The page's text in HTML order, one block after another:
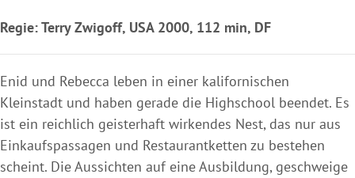
Regie: Terry Zwigoff, USA 2000, 112 min, DF
Enid und Rebecca leben in einer kalifornischen
Kleinstadt und haben gerade die Highschool beendet. Es
ist ein reichlich geisterhaft wirkendes Nest, das nur aus
Einkaufspassagen und Restaurantketten zu bestehen
scheint. Die Aussichten auf eine Ausbildung, geschweige